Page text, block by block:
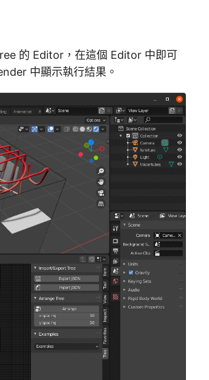
的 Editor，在這個 Editor 中即可
中顯示執行結果。